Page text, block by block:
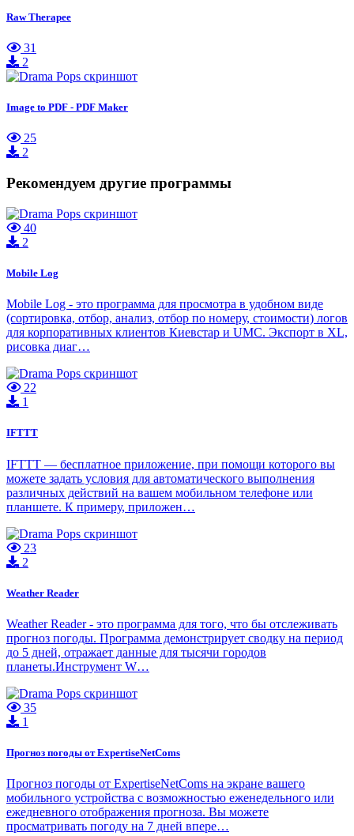
Raw Therapee
31
2
Image to PDF - PDF Maker
25
2
Рекомендуем другие программы
40
2
Mobile Log
Mobile Log - это программа для просмотра в удобном виде
(сортировка, отбор, анализ, отбор по номеру, стоимости) логов
для корпоративных клиентов Киевстар и UMC. Экспорт в XL,
рисовка диаг…
22
1
IFTTT
IFTTT — бесплатное приложение, при помощи которого вы
можете задать условия для автоматического выполнения
различных действий на вашем мобильном телефоне или
планшете. К примеру, приложен…
23
2
Weather Reader
Weather Reader - это программа для того, что бы отслеживать
прогноз погоды. Программа демонстрирует сводку на период
до 5 дней, отражает данные для тысячи городов
планеты.Инструмент W…
35
1
Прогноз погоды от ExpertiseNetComs
Прогноз погоды от ExpertiseNetComs на экране вашего
мобильного устройства с возможностью еженедельного или
ежедневного отображения прогноза. Вы можете
просматривать погоду на 7 дней впере…